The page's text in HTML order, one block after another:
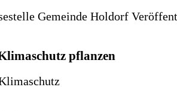
Gemeinde Holdorf
pflanzen